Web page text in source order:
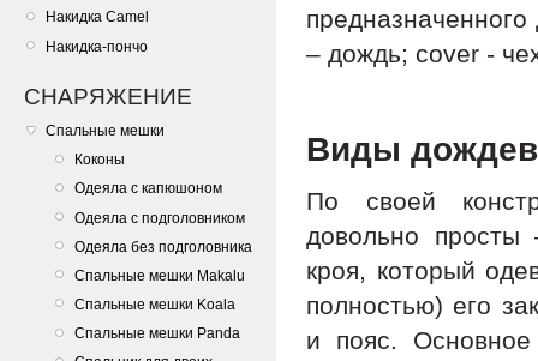
Накидка Camel
Накидка-пончо
СНАРЯЖЕНИЕ
Спальные мешки
Коконы
Одеяла с капюшоном
Одеяла с подголовником
Одеяла без подголовника
Спальные мешки Makalu
Спальные мешки Koala
Спальные мешки Panda
предназначенного
– дождь; cover -
Виды
По своей
довольно просты
кроя, который
полностью) его
и пояс.